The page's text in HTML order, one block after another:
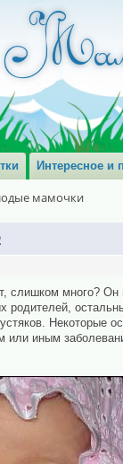
Интересное и
мамочки
слишком много?
родителей,
Некоторые
или иным